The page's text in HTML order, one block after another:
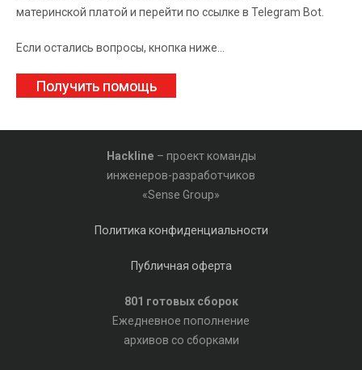
материнской платой и перейти по ссылке в Telegram Bot.
Если остались вопросы, кнопка ниже...
Получить помощь
Hackline – проект команды
инженеров-разработчиков
«Sense Group»
Политика конфиденциальности
Публичная оферта
801 готовых сборок
Ежедневное пополнение
архивов со сборками